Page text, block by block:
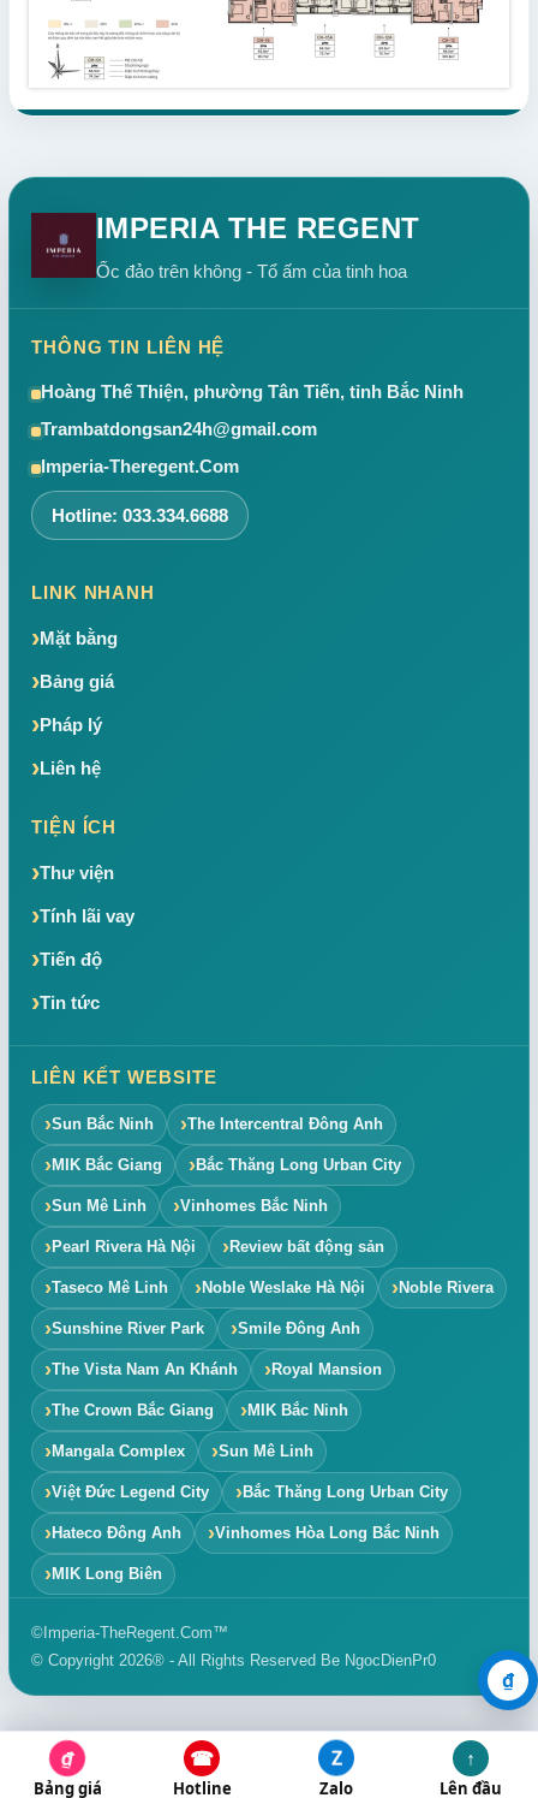
IMPERIA THE REGENT
Ốc đảo trên không - Tổ ấm của tinh hoa
THÔNG TIN LIÊN HỆ
Hoàng Thế Thiện, phường Tân Tiến, tỉnh Bắc Ninh
Trambatdongsan24h@gmail.com
Imperia-Theregent.Com
Hotline: 033.334.6688
LINK NHANH
Mặt bằng
Bảng giá
Pháp lý
Liên hệ
TIỆN ÍCH
Thư viện
Tính lãi vay
Tiến độ
Tin tức
LIÊN KẾT WEBSITE
Sun Bắc Ninh The Intercentral Đông Anh
MIK Bắc Giang Bắc Thăng Long Urban City
Sun Mê Linh Vinhomes Bắc Ninh
Pearl Rivera Hà Nội Review bất động sản
Taseco Mê Linh Noble Weslake Hà Nội Noble Rivera
Sunshine River Park Smile Đông Anh
The Vista Nam An Khánh Royal Mansion
The Crown Bắc Giang MIK Bắc Ninh
Mangala Complex Sun Mê Linh
Việt Đức Legend City Bắc Thăng Long Urban City
Hateco Đông Anh Vinhomes Hòa Long Bắc Ninh
MIK Long Biên
©Imperia-TheRegent.Com™
© Copyright 2026® - All Rights Reserved Be NgocDienPr0
₫
₫
Bảng giá
☎
Hotline
Z
Zalo
↑
Lên đầu